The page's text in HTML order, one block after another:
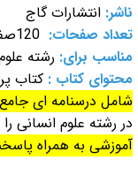
ناشر: انتشارات گاج
تعداد صفحات: 120صفحه
مناسب برای: رشته
محتوای کتاب : کتاب
شامل درسنامه ای جامع
در رشته علوم انسانی
آموزشی به همراه